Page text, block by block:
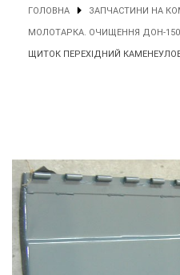
ГОЛОВНА ЗАПЧАСТИНИ НА
МОЛОТАРКА. ОЧИЩЕННЯ ДОН-
ЩИТОК ПЕРЕХІДНИЙ